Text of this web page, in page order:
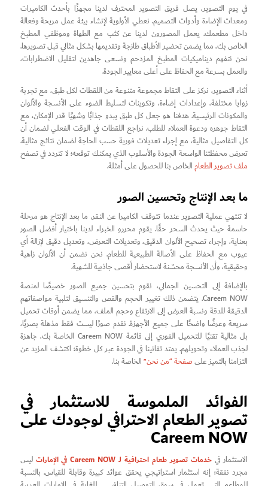
في يوم التصوير، يصل فريق التصوير المحترف لدينا مجهزًا بأحدث الكاميرات
ومعدات الإضاءة وأدوات التصميم. نعطي الأولوية لإنشاء بيئة عمل مريحة وفعالة
داخل مطعمك. يعمل المصورون لدينا عن كثب مع الطهاة وموظفي المطبخ
الخاص بك، مما يضمن تحضير الأطباق طازجة وتقديمها بشكل مثالي قبل تصويرها.
نحن نتفهم ديناميكيات المطبخ المزدحم ونسعى جاهدين لتقليل الاضطرابات،
والعمل بسرعة مع الحفاظ على أعلى معايير الجودة.
أثناء التصوير، نركز على التقاط مجموعة متنوعة من اللقطات لكل طبق، مع تجربة
زوايا مختلفة، وإعدادات إضاءة، وتكوينات لتسليط الضوء على الأنسجة والألوان
والمكونات الرئيسية. هدفنا هو جعل كل طبق يبدو جذابًا وشهيًا قدر الإمكان، مع
التقاط جوهره ودعوة العملاء للطلب. نراجع اللقطات في الوقت الفعلي لضمان أن
كل التفاصيل مثالية، مع إجراء تعديلات فورية حسب الحاجة لضمان نتائج مثالية.
تعرض محفظتنا الواسعة الجودة والأسلوب الذي يمكنك توقعه؛ لا تتردد في تصفح
ملف تصوير الطعامالخاص بنا للحصول على أمثلة.
ما بعد الإنتاج وتحسين الصور
لا تنتهي عملية التصوير عندما تتوقف الكاميرا عن النقر. ما بعد الإنتاج هو مرحلة
حاسمة حيث يحدث السحر حقًا. يقوم محررو الخبراء لدينا باختيار أفضل الصور
بعناية، وإجراء تصحيح الألوان الدقيق، وتعديلات التعرض، وتعديل دقيق لإزالة أي
عيوب مع الحفاظ على الأصالة الطبيعية للطعام. نحن نضمن أن الألوان زاهية
وحقيقية، وأن الأنسجة محسّنة لاستحضار أقصى جاذبية للشهية.
بالإضافة إلى التحسين الجمالي، نقوم بتحسين جميع الصور خصيصًا لمنصة
Careem NOW. يتضمن ذلك تغيير الحجم والقص والتنسيق لتلبية مواصفاتهم
الدقيقة للدقة ونسبة العرض إلى الارتفاع وحجم الملف، مما يضمن أوقات تحميل
سريعة وعرضًا واضحًا على جميع الأجهزة. نقدم صورًا ليست فقط مذهلة بصريًا،
بل مثالية تقنيًا للتحميل الفوري إلى قائمة Careem NOW الخاصة بك، جاهزة
لجذب العملاء وتحويلهم. يمتد تفانينا في الجودة عبر كل خطوة؛ اكتشف المزيد عن
التزامنا بالتميز علىصفحة “من نحن”الخاصة بنا.
الفوائد الملموسة للاستثمار في
تصوير الطعام الاحترافي لوجودك على
Careem NOW
الاستثمار فيخدمات تصوير طعام احترافية لـ Careem NOW في الإمارات
ليس
مجرد نفقة؛ إنه استثمار استراتيجي يحقق عوائد كبيرة وقابلة للقياس. بالنسبة